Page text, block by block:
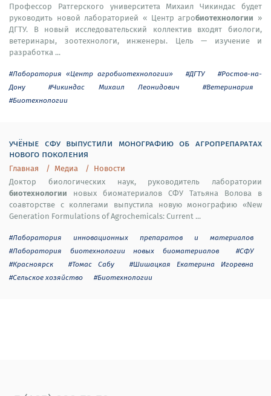
Профессор Ратгерского университета Михаил Чикиндас будет
руководить новой лабораторией « Центр агробиотехнологии »
ДГТУ. В новый исследовательский коллектив входят биологи,
ветеринары, зоотехнологи, инженеры. Цель — изучение и
разработка ...
#Лаборатория «Центр агробиотехнологии» #ДГТУ
#Ростов-на-
Дону
#Чикиндас Михаил Леонидович
#Ветеринария
#Биотехнологии
учёные сфу выпустили монографию об агропрепаратах
нового поколения
Главная Медиа
Новости
Доктор биологических наук, руководитель лаборатории
биотехнологии новых биоматериалов СФУ Татьяна Волова в
соавторстве с коллегами выпустила новую монографию «New
Generation Formulations of Agrochemicals: Current ...
#Лаборатория инновационных препаратов и материалов
#Лаборатория биотехнологии новых биоматериалов
#СФУ
#Красноярск
#Томас Сабу
#Шишацкая Екатерина Игоревна
#Сельское хозяйство
#Биотехнологии